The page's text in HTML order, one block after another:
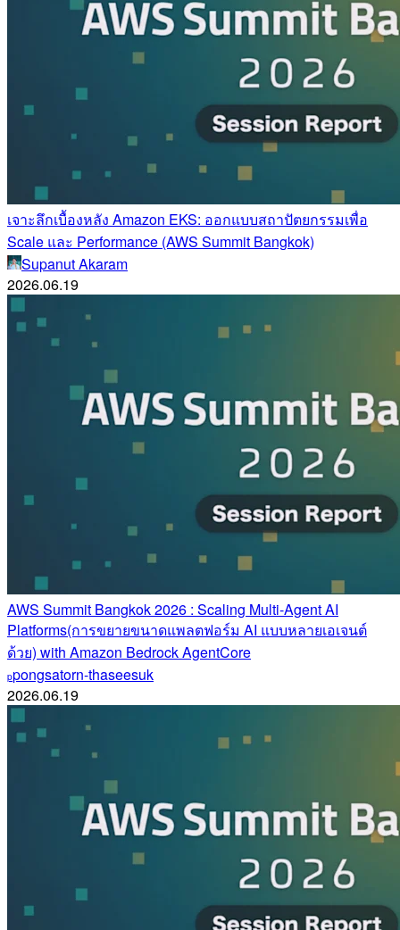
เจาะลึกเบื้องหลัง Amazon EKS: ออกแบบสถาปัตยกรรมเพื่อ
Scale และ Performance (AWS Summit Bangkok)
Supanut Akaram
2026.06.19
AWS Summit Bangkok 2026 : Scaling Multi-Agent AI
Platforms(การขยายขนาดแพลตฟอร์ม AI แบบหลายเอเจนต์
ด้วย) with Amazon Bedrock AgentCore
ppongsatorn-thaseesuk
2026.06.19